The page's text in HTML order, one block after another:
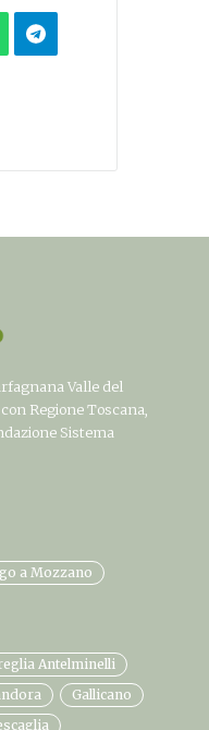
Valle del
Regione Toscana,
Sistema
a Mozzano
Antelminelli
Gallicano